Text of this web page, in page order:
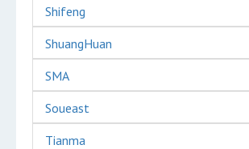
Shifeng
ShuangHuan
SMA
Soueast
Tianma